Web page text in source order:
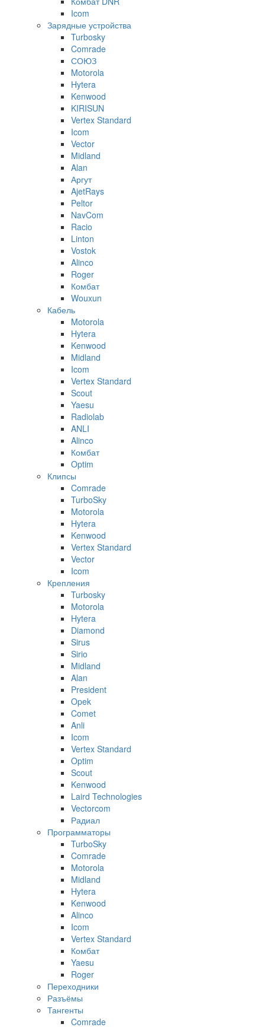
Icom
Зарядные устройства
Turbosky
Comrade
СОЮЗ
Motorola
Hytera
Kenwood
KIRISUN
Vertex Standard
Icom
Vector
Midland
Alan
Аргут
AjetRays
Peltor
NavCom
Racio
Linton
Vostok
Alinco
Roger
Комбат
Wouxun
Кабель
Motorola
Hytera
Kenwood
Midland
Icom
Vertex Standard
Scout
Yaesu
Radiolab
ANLI
Alinco
Комбат
Optim
Клипсы
Comrade
TurboSky
Motorola
Hytera
Kenwood
Vertex Standard
Vector
Icom
Крепления
Turbosky
Motorola
Hytera
Diamond
Sirus
Sirio
Midland
Alan
President
Opek
Comet
Anli
Icom
Vertex Standard
Optim
Scout
Kenwood
Laird Technologies
Vectorcom
Радиал
Программаторы
TurboSky
Comrade
Motorola
Midland
Hytera
Kenwood
Alinco
Icom
Vertex Standard
Комбат
Yaesu
Roger
Переходники
Разъёмы
Тангенты
Comrade